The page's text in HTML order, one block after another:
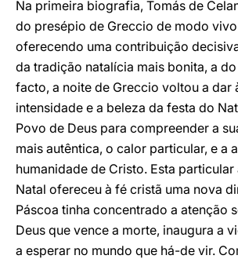
Na primeira biografia, Tomás de
do presépio de Greccio de modo
oferecendo uma contribuição
da tradição natalícia mais bonita, a
facto, a noite de Greccio voltou a dar
intensidade e a beleza da festa do
Povo de Deus para compreender a
mais autêntica, o calor particular, e a
humanidade de Cristo. Esta
Natal ofereceu à fé cristã uma nova
Páscoa tinha concentrado a atenção
Deus que vence a morte, inaugura a
a esperar no mundo que há-de vir.